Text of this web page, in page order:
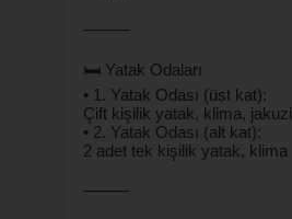
⸻
🛏️ Yatak Odaları
• 1. Yatak Odası (üst kat):
Çift kişilik yatak, klima, jakuzi
• 2. Yatak Odası (alt kat):
2 adet tek kişilik yatak, klima
⸻